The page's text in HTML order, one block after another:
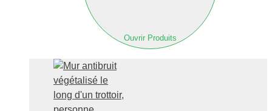
Ouvrir Produits